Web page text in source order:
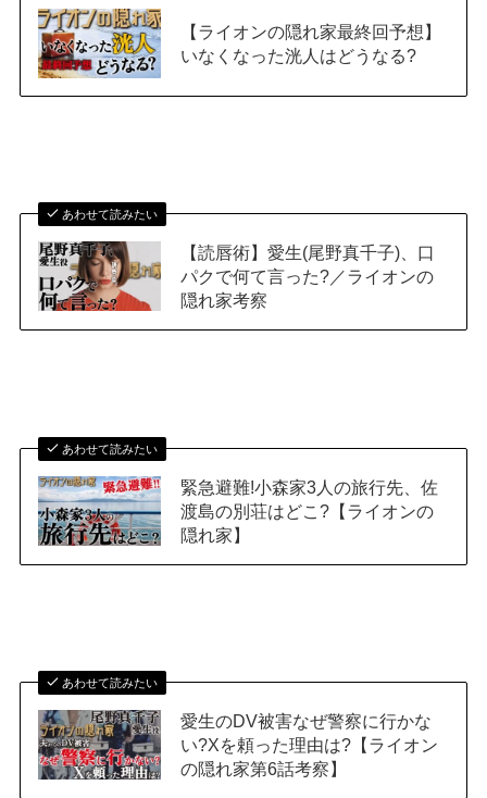
【ライオンの隠れ家最終回予想】
いなくなった洸人はどうなる?
あわせて読みたい
【読唇術】愛生(尾野真千子)、口
パクで何て言った?／ライオンの
隠れ家考察
あわせて読みたい
緊急避難!小森家3人の旅行先、佐
渡島の別荘はどこ?【ライオンの
隠れ家】
あわせて読みたい
愛生のDV被害なぜ警察に行かな
い?Xを頼った理由は?【ライオン
の隠れ家第6話考察】